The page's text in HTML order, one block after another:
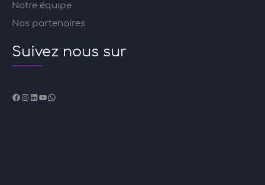
Notre équipe
Nos partenaires
Suivez nous sur
Facebook
Instagram
LinkedIn
YouTube
WhatsApp